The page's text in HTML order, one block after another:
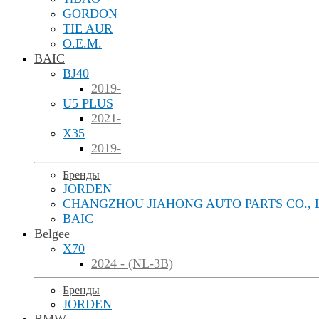
GORDON
TIE AUR
O.E.M.
BAIC
BJ40
2019-
U5 PLUS
2021-
X35
2019-
Бренды
JORDEN
CHANGZHOU JIAHONG AUTO PARTS CO.,
BAIC
Belgee
X70
2024 - (NL-3B)
Бренды
JORDEN